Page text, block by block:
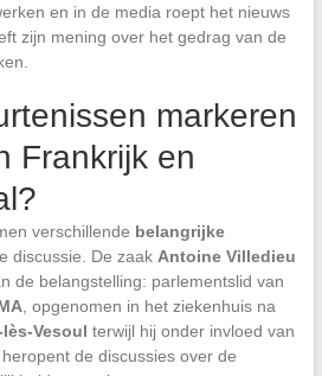
en in de media roept het nieuws
zijn mening over het gedrag van de
markeren
Frankrijk en
verschillende belangrijke
discussie. De zaak Antoine Villedieu
de belangstelling: parlementslid van
, opgenomen in het ziekenhuis na
Vesoul terwijl hij onder invloed van
de discussies over de